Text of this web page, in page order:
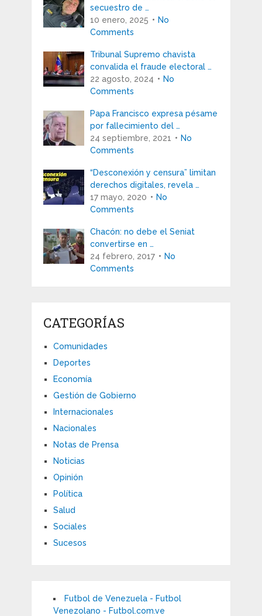
secuestro de …
10 enero, 2025
No
Comments
Tribunal Supremo chavista
convalida el fraude electoral …
22 agosto, 2024
No
Comments
Papa Francisco expresa pésame
por fallecimiento del …
24 septiembre, 2021
No
Comments
“Desconexión y censura” limitan
derechos digitales, revela …
17 mayo, 2020
No
Comments
Chacón: no debe el Seniat
convertirse en …
24 febrero, 2017
No
Comments
CATEGORÍAS
Comunidades
Deportes
Economía
Gestión de Gobierno
Internacionales
Nacionales
Notas de Prensa
Noticias
Opinión
Política
Salud
Sociales
Sucesos
Futbol de Venezuela - Futbol
Venezolano - Futbol.com.ve